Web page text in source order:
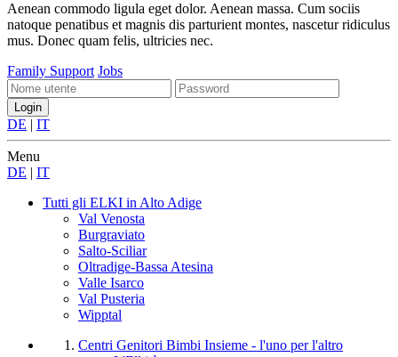
Aenean commodo ligula eget dolor. Aenean massa. Cum sociis
natoque penatibus et magnis dis parturient montes, nascetur ridiculus
mus. Donec quam felis, ultricies nec.
Family Support Jobs
DE | IT
Menu
DE | IT
Tutti gli ELKI in Alto Adige
Val Venosta
Burgraviato
Salto-Sciliar
Oltradige-Bassa Atesina
Valle Isarco
Val Pusteria
Wipptal
Centri Genitori Bimbi Insieme - l'uno per l'altro